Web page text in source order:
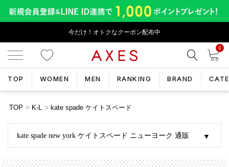
今だけ！オトクなクーポン配布中
0
TOP WOMEN MEN RANKING BRAND
TOP K-L kate spade ケイトスペード
kate spade new york ケイトスペード ニューヨーク 通販